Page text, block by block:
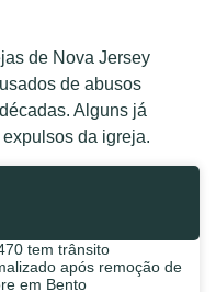
de Nova Jersey
de abusos
Alguns já
da igreja.
tem trânsito
após remoção de
em Bento